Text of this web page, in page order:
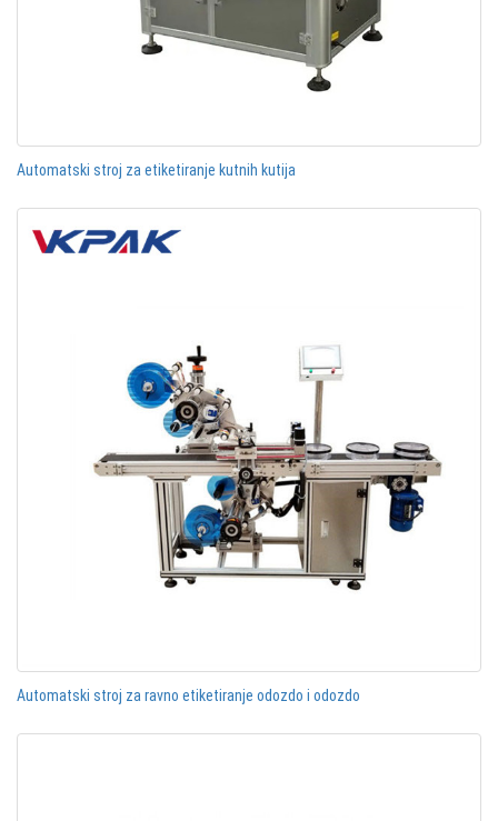
Automatski stroj za etiketiranje kutnih kutija
Automatski stroj za ravno etiketiranje odozdo i odozdo